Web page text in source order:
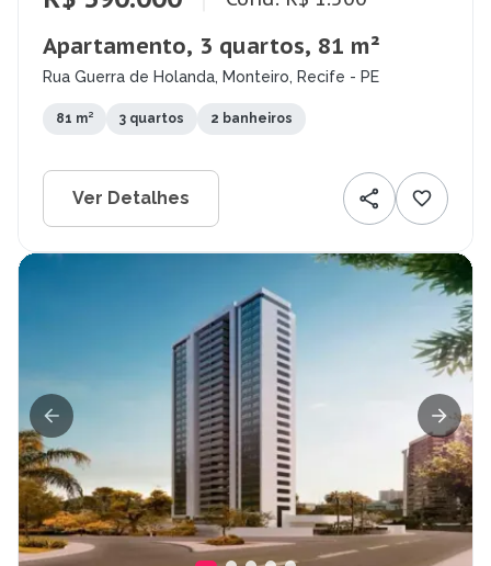
Apartamento, 3 quartos, 81 m²
Rua Guerra de Holanda, Monteiro, Recife - PE
81 m² 3 quartos 2 banheiros
Ver Detalhes